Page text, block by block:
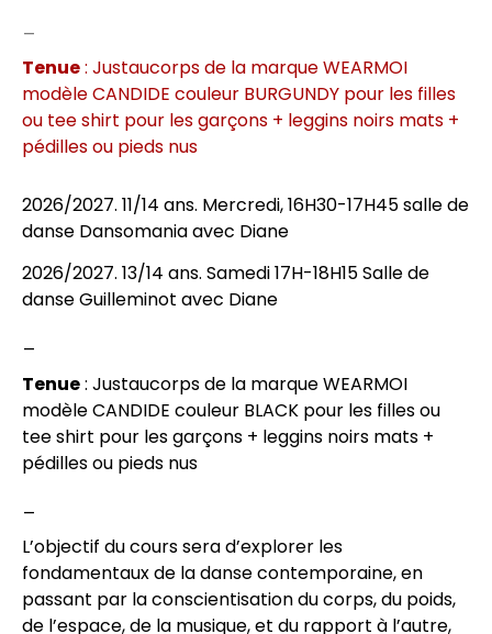
Tenue: Justaucorps de la marque WEARMOI
modèle CANDIDE couleur BURGUNDY pour les filles
ou tee shirt pour les garçons + leggins noirs mats +
pédilles ou pieds nus
2026/2027. 11/14 ans. Mercredi, 16H30-17H45 salle de
danse Dansomaniaavec Diane
2026/2027. 13/14 ans. Samedi 17H-18H15 Salle de
danseGuilleminot avec Diane
Tenue: Justaucorps de la marque WEARMOI
modèle CANDIDE couleur BLACK pour les filles ou
tee shirt pour les garçons + leggins noirs mats +
pédilles ou pieds nus
L’objectif du cours sera d’explorer les
fondamentaux de la danse contemporaine, en
passant par la conscientisation du corps, du poids,
de l’espace, de la musique, et du rapport à l’autre,